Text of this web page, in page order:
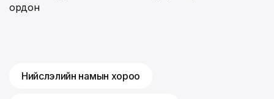
ордон
Нийслэлийн намын хороо